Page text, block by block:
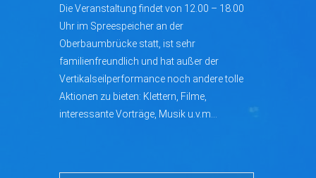
Die Veranstaltung findet von 12.00 – 18.00
Uhr im Spreespeicher an der
Oberbaumbrücke statt, ist sehr
familienfreundlich und hat außer der
Vertikalseilperformance noch andere tolle
Aktionen zu bieten: Klettern, Filme,
interessante Vorträge, Musik u.v.m…